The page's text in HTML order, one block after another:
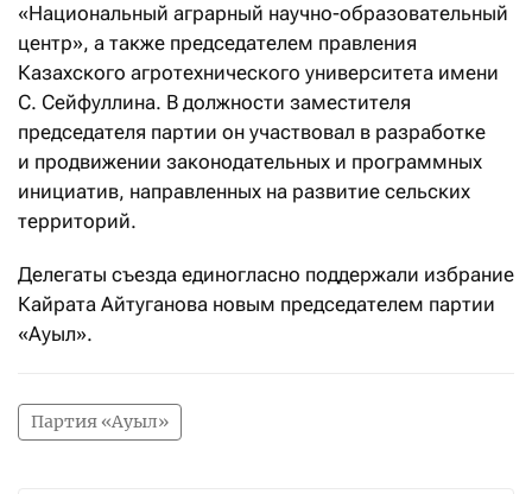
«Национальный аграрный научно-образовательный
центр», а также председателем правления
Казахского агротехнического университета имени
С. Сейфуллина. В должности заместителя
председателя партии он участвовал в разработке
и продвижении законодательных и программных
инициатив, направленных на развитие сельских
территорий.
Делегаты съезда единогласно поддержали избрание
Кайрата Айтуганова новым председателем партии
«Ауыл».
Партия «Ауыл»